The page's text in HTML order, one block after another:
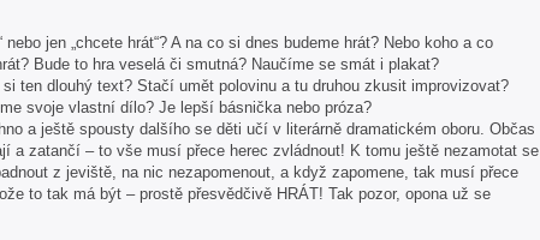
nebo jen „chcete hrát“? A na co si dnes budeme hrát? Nebo koho a co
Bude to hra veselá či smutná? Naučíme se smát i plakat?
si ten dlouhý text? Stačí umět polovinu a tu druhou zkusit improvizovat?
svoje vlastní dílo? Je lepší básnička nebo próza?
a ještě spousty dalšího se děti učí v literárně dramatickém oboru. Občas
a zatančí – to vše musí přece herec zvládnout! K tomu ještě nezamotat se
z jeviště, na nic nezapomenout, a když zapomene, tak musí přece
to tak má být – prostě přesvědčivě HRÁT! Tak pozor, opona už se